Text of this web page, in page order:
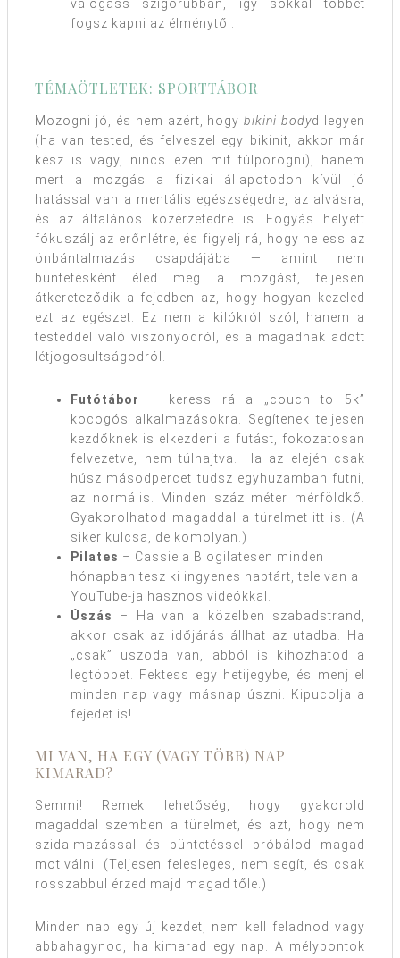
válogass szigorúbban, így sokkal többet
fogsz kapni az élménytől.
TÉMAÖTLETEK: SPORTTÁBOR
Mozogni jó, és nem azért, hogybikini bodyd legyen
(ha van tested, és felveszel egy bikinit, akkor már
kész is vagy, nincs ezen mit túlpörögni), hanem
mert a mozgás a fizikai állapotodon kívül jó
hatással van a mentális egészségedre, az alvásra,
és az általános közérzetedre is. Fogyás helyett
fókuszálj az erőnlétre, és figyelj rá, hogy ne ess az
önbántalmazás csapdájába — amint nem
büntetésként éled meg a mozgást, teljesen
átkereteződik a fejedben az, hogy hogyan kezeled
ezt az egészet. Ez nem a kilókról szól, hanem a
testeddel való viszonyodról, és a magadnak adott
létjogosultságodról.
Futótábor
– keress rá a „couch to 5k”
kocogós alkalmazásokra. Segítenek teljesen
kezdőknek is elkezdeni a futást, fokozatosan
felvezetve, nem túlhajtva. Ha az elején csak
húsz másodpercet tudsz egyhuzamban futni,
az normális. Minden száz méter mérföldkő.
Gyakorolhatod magaddal a türelmet itt is. (A
siker kulcsa, de komolyan.)
Pilates – Cassie a Blogilatesen minden
hónapban tesz ki ingyenes naptárt, tele van a
YouTube-ja hasznos videókkal.
Úszás
– Ha van a közelben szabadstrand,
akkor csak az időjárás állhat az utadba. Ha
„csak” uszoda van, abból is kihozhatod a
legtöbbet. Fektess egy hetijegybe, és menj el
minden nap vagy másnap úszni. Kipucolja a
fejedet is!
MI VAN, HA EGY (VAGY TÖBB) NAP
KIMARAD?
Semmi! Remek lehetőség, hogy gyakorold
magaddal szemben a türelmet, és azt, hogy nem
szidalmazással és büntetéssel próbálod magad
motiválni. (Teljesen felesleges, nem segít, és csak
rosszabbul érzed majd magad tőle.)
Minden nap egy új kezdet, nem kell feladnod vagy
abbahagynod, ha kimarad egy nap. A mélypontok